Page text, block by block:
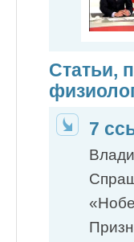
Статьи,
7